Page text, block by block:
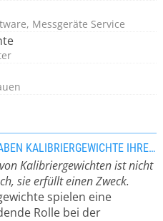
Messgeräte Service
WARUM HABEN KALIBRIERGEWICHTE IHRE IKONISCHE FORM?
Kalibriergewichten ist nicht
sie erfüllt einen Zweck.
spielen eine
Rolle bei der